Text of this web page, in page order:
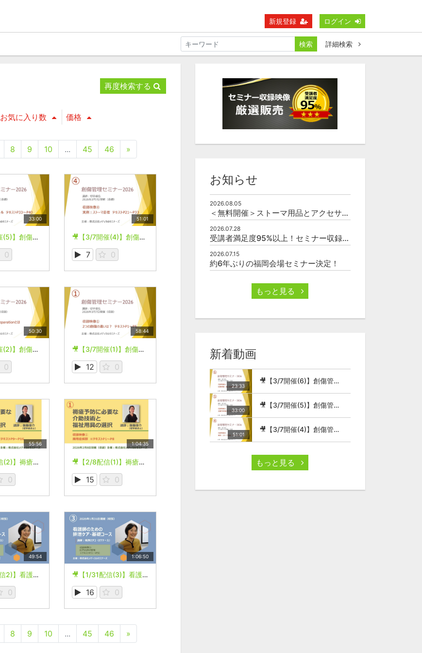
新規登録 ログイン
検索
詳細検索
再度検索する
お気に入り数 価格
8 9 10 ... 45 46 »
33:00
🎥【3/7開催(5)】創傷管理セミナー2026
0
51:01
🎥【3/7開催(4)】創傷管理セミナー2026
7 0
50:30
🎥【3/7開催(2)】創傷管理セミナー2026
0
58:44
🎥【3/7開催(1)】創傷管理セミナー2026
12 0
55:56
🎥【2/8配信(2)】褥瘡予防に必要な介助技術と福祉用具の選択
0
1:04:35
🎥【2/8配信(1)】褥瘡予防に必要な介助技術と福祉用具の選択
15 0
49:54
🎥【1/31配信2)】看護師のための排泄ケア・基礎コース
0
1:06:50
🎥【1/31配信(3)】看護師のための排泄ケア・基礎コース
16 0
8 9 10 ... 45 46 »
お知らせ
2026.08.05
＜無料開催＞ストーマ用品とアクセサリーの使い方（オンライン）
2026.07.28
受講者満足度95%以上！セミナー収録映像の厳選販売
2026.07.15
約6年ぶりの福岡会場セミナー決定！
もっと見る
新着動画
23:33
🎥【3/7開催(6)】創傷管理セミナー2026
33:00
🎥【3/7開催(5)】創傷管理セミナー2026
51:01
🎥【3/7開催(4)】創傷管理セミナー2026
もっと見る